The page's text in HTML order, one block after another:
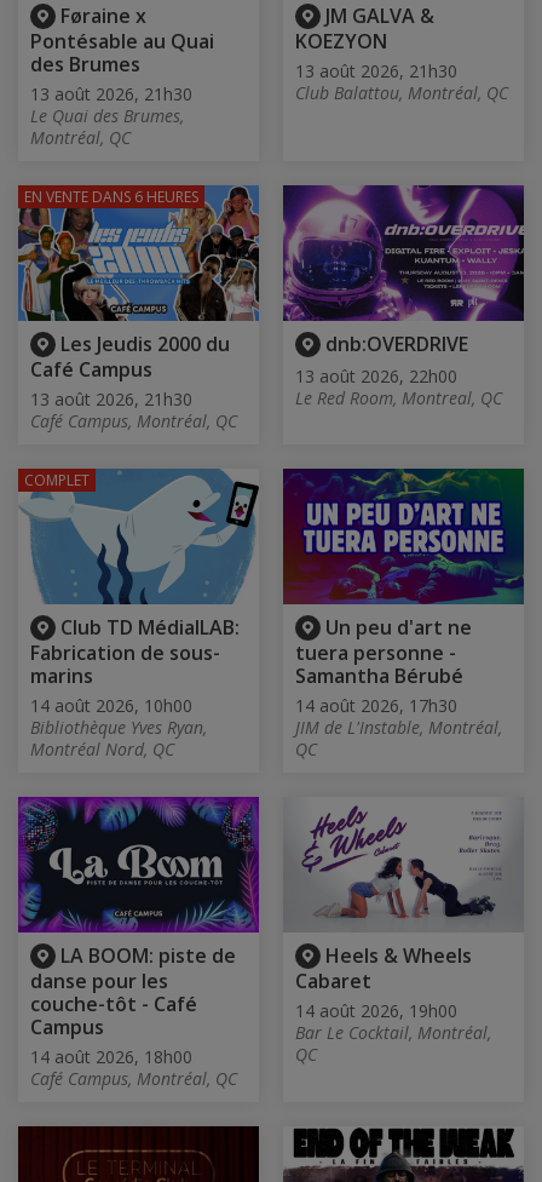
Føraine x
Pontésable au Quai
des Brumes
13 août 2026, 21h30
Le Quai des Brumes,
Montréal, QC
JM GALVA &
KOEZYON
13 août 2026, 21h30
Club Balattou, Montréal, QC
Les Jeudis 2000 du
Café Campus
13 août 2026, 21h30
Café Campus, Montréal, QC
EN VENTE DANS 6 HEURES
dnb:OVERDRIVE
13 août 2026, 22h00
Le Red Room, Montreal, QC
Club TD MédialLAB:
Fabrication de sous-
marins
14 août 2026, 10h00
Bibliothèque Yves Ryan,
Montréal Nord, QC
COMPLET
Un peu d'art ne
tuera personne -
Samantha Bérubé
14 août 2026, 17h30
JIM de L'Instable, Montréal,
QC
LA BOOM: piste de
danse pour les
couche-tôt - Café
Campus
14 août 2026, 18h00
Café Campus, Montréal, QC
Heels & Wheels
Cabaret
14 août 2026, 19h00
Bar Le Cocktail, Montréal,
QC